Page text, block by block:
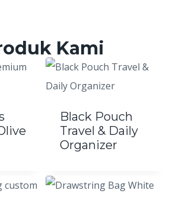
Kami
Black Pouch
Travel & Daily
Organizer